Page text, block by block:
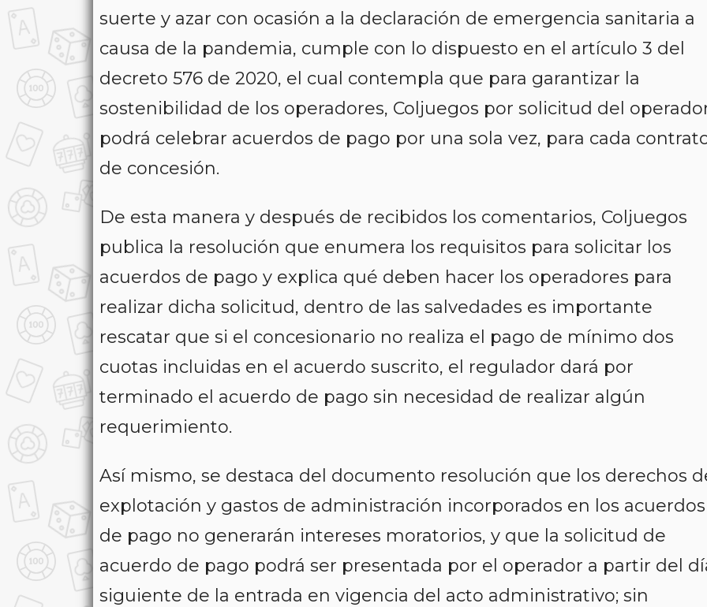
suerte y azar con ocasión a la declaración de emergencia sanitaria a
causa de la pandemia, cumple con lo dispuesto en el artículo 3 del
decreto 576 de 2020, el cual contempla que para garantizar la
sostenibilidad de los operadores, Coljuegos por solicitud del
podrá celebrar acuerdos de pago por una sola vez, para cada
de concesión.
De esta manera y después de recibidos los comentarios, Coljuegos
publica la resolución que enumera los requisitos para solicitar los
acuerdos de pago y explica qué deben hacer los operadores para
realizar dicha solicitud, dentro de las salvedades es importante
rescatar que si el concesionario no realiza el pago de mínimo dos
cuotas incluidas en el acuerdo suscrito, el regulador dará por
terminado el acuerdo de pago sin necesidad de realizar algún
requerimiento.
Así mismo, se destaca del documento resolución que los derechos
explotación y gastos de administración incorporados en los acuerdos
de pago no generarán intereses moratorios, y que la solicitud de
acuerdo de pago podrá ser presentada por el operador a partir del
siguiente de la entrada en vigencia del acto administrativo; sin